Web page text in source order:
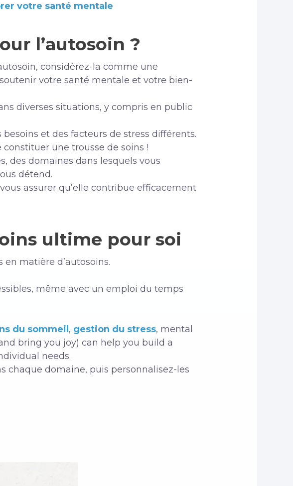
votre santé mentale
l’autosoin ?
considérez-la comme une
votre santé mentale et votre bien-
diverses situations, y compris en public
et des facteurs de stress différents.
constituer une trousse de soins !
des domaines dans lesquels vous
détend.
assurer qu’elle contribue efficacement
ultime pour soi
en matière d’autosoins.
même avec un emploi du temps
du sommeil , gestion du stress, mental
bring you joy) can help you build a
needs.
chaque domaine, puis personnalisez-les